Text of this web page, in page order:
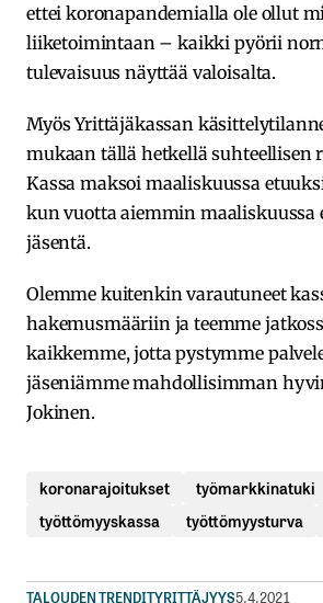
ettei koronapandemialla ole ollut
liiketoimintaan – kaikki pyörii
tulevaisuus näyttää valoisalta.
Myös Yrittäjäkassan
mukaan tällä hetkellä suhteellisen
Kassa maksoi maaliskuussa
kun vuotta aiemmin maaliskuussa
jäsentä.
Olemme kuitenkin varautuneet
hakemusmääriin ja teemme
kaikkemme, jotta pystymme
jäseniämme mahdollisimman
Jokinen.
koronarajoitukset
työmarkkinatuki
työttömyyskassa
työttömyysturva
TALOUDEN TRENDITYRITTÄJYYS5.4.2021